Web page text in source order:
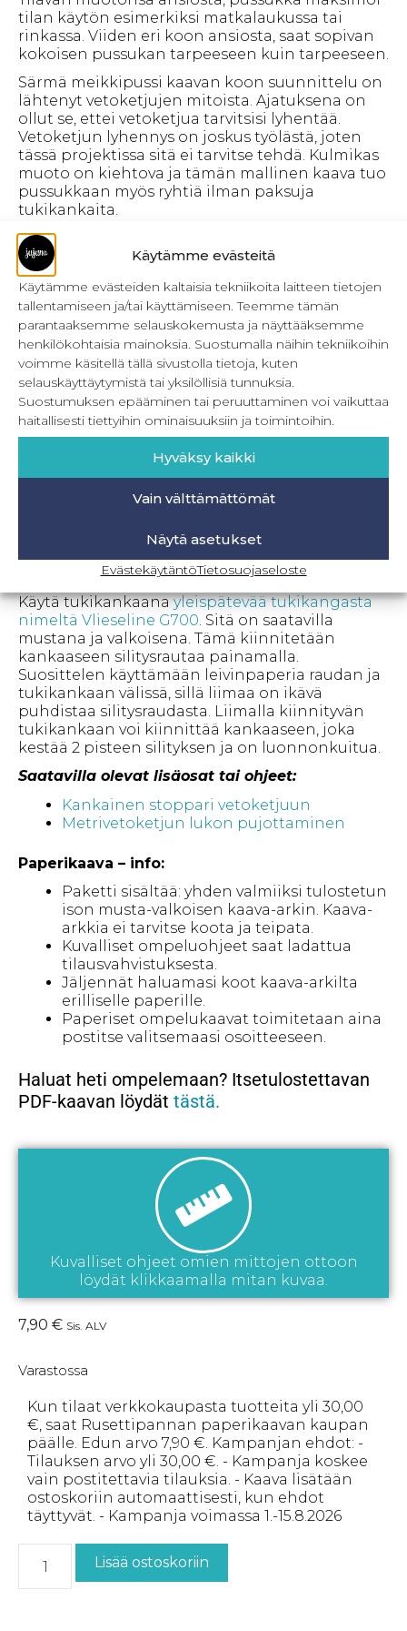
Käytämme evästeitä
Käytämme evästeiden kaltaisia tekniikoita laitteen tietojen
tallentamiseen ja/tai käyttämiseen. Teemme tämän
parantaaksemme selauskokemusta ja näyttääksemme
henkilökohtaisia mainoksia. Suostumalla näihin tekniikoihin
voimme käsitellä tällä sivustolla tietoja, kuten
selauskäyttäytymistä tai yksilöllisiä tunnuksia.
Suostumuksen epääminen tai peruuttaminen voi vaikuttaa
haitallisesti tiettyihin ominaisuuksiin ja toimintoihin.
Hyväksy kaikki
Vain välttämättömät
Näytä asetukset
EvästekäytäntöTietosuojaseloste
tilan käytön esimerkiksi matkalaukussa tai
rinkassa. Viiden eri koon ansiosta, saat sopivan
kokoisen pussukan tarpeeseen kuin tarpeeseen.
Särmä meikkipussi kaavan koon suunnittelu on
lähtenyt vetoketjujen mitoista. Ajatuksena on
ollut se, ettei vetoketjua tarvitsisi lyhentää.
Vetoketjun lyhennys on joskus työlästä, joten
tässä projektissa sitä ei tarvitse tehdä. Kulmikas
muoto on kiehtova ja tämän mallinen kaava tuo
pussukkaan myös ryhtiä ilman paksuja
tukikankaita.
Jos ompelet vuoritettua pussukkaa
ensimmäistä kertaa, kaavan
mukana saat yksityiskohtaisen
kuvallisen ompeluohjeen PDF-
tiedostona.
Särmään sopii useampi erilainen kudottu
kangas. Mallikappaleissa on käytetty
paksumpaa puuvillaa. Pussukan voit ommella
esimerksiksi puuvilla, pellava, vohveli, farkku,
kerni tai esimerkiksi vahakankaasta. Vuorina on
hylkivän pussukan sisäpuolen voi tehdä
kernistä, vahakankaasta tai pinnoitetusta
ulkoilukankaasta.
Käytä tukikankaanayleispätevää tukikangasta
nimeltä Vlieseline G700. Sitä on saatavilla
mustana ja valkoisena. Tämä kiinnitetään
kankaaseen silitysrautaa painamalla.
Suosittelen käyttämään leivinpaperia raudan ja
tukikankaan välissä, sillä liimaa on ikävä
puhdistaa silitysraudasta. Liimalla kiinnityvän
tukikankaan voi kiinnittää kankaaseen, joka
kestää 2 pisteen silityksen ja on luonnonkuitua.
Saatavilla olevat lisäosat tai ohjeet:
Kankainen stoppari vetoketjuun
Metrivetoketjun lukon pujottaminen
Paperikaava – info:
Paketti sisältää: yhden valmiiksi tulostetun
ison musta-valkoisen kaava-arkin. Kaava-
arkkia ei tarvitse koota ja teipata.
Kuvalliset ompeluohjeet saat ladattua
tilausvahvistuksesta.
Jäljennät haluamasi koot kaava-arkilta
erilliselle paperille.
Paperiset ompelukaavat toimitetaan aina
postitse valitsemaasi osoitteeseen.
Haluat heti ompelemaan? Itsetulostettavan
PDF-kaavan löydät tästä.
Kuvalliset ohjeet omien mittojen ottoon
löydät klikkaamalla mitan kuvaa.
7,90 € Sis. ALV
Varastossa
Kun tilaat verkkokaupasta tuotteita yli 30,00
€, saat Rusettipannan paperikaavan kaupan
päälle. Edun arvo 7,90 €. Kampanjan ehdot: -
Tilauksen arvo yli 30,00 €. - Kampanja koskee
vain postitettavia tilauksia. - Kaava lisätään
ostoskoriin automaattisesti, kun ehdot
täyttyvät. - Kampanja voimassa 1.-15.8.2026
Lisää ostoskoriin